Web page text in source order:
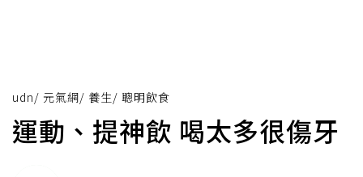
udn/ 元氣網/ 養生/ 聰明飲食
運動、提神飲 喝太多很傷牙